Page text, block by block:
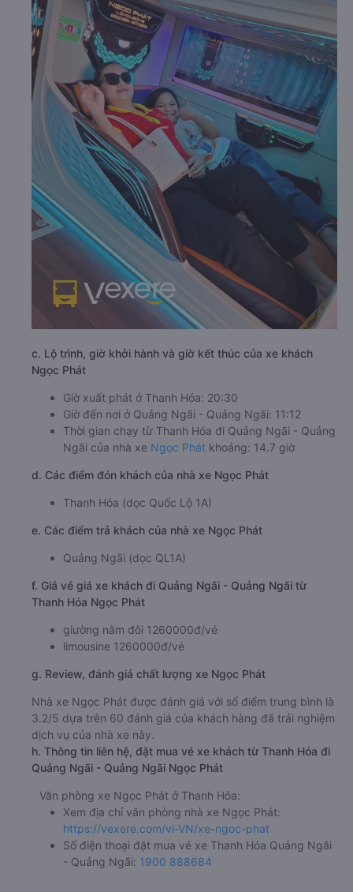
c. Lộ trình, giờ khởi hành và giờ kết thúc của xe khách
Ngọc Phát
Giờ xuất phát ở Thanh Hóa: 20:30
Giờ đến nơi ở Quảng Ngãi - Quảng Ngãi: 11:12
Thời gian chạy từ Thanh Hóa đi Quảng Ngãi - Quảng
Ngãi của nhà xe Ngọc Phát khoảng: 14.7 giờ
d. Các điểm đón khách của nhà xe Ngọc Phát
Thanh Hóa (dọc Quốc Lộ 1A)
e. Các điểm trả khách của nhà xe Ngọc Phát
Quảng Ngãi (dọc QL1A)
f. Giá vé giá xe khách đi Quảng Ngãi - Quảng Ngãi từ
Thanh Hóa Ngọc Phát
giường nằm đôi 1260000đ/vé
limousine 1260000đ/vé
g. Review, đánh giá chất lượng xe Ngọc Phát
Nhà xe Ngọc Phát được đánh giá với số điểm trung bình là
3.2/5 dựa trên 60 đánh giá của khách hàng đã trải nghiệm
dịch vụ của nhà xe này.
h. Thông tin liên hệ, đặt mua vé xe khách từ Thanh Hóa đi
Quảng Ngãi - Quảng Ngãi Ngọc Phát
Văn phòng xe Ngọc Phát ở Thanh Hóa:
Xem địa chỉ văn phòng nhà xe Ngọc Phát:
https://vexere.com/vi-VN/xe-ngoc-phat
Số điện thoại đặt mua vé xe Thanh Hóa Quảng Ngãi
- Quảng Ngãi: 1900 888684